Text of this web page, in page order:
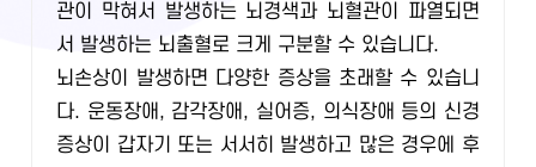
관이 막혀서 발생하는 뇌경색과 뇌혈관이 파열되면
서 발생하는 뇌출혈로 크게 구분할 수 있습니다.
뇌손상이 발생하면 다양한 증상을 초래할 수 있습니
다. 운동장애, 감각장애, 실어증, 의식장애 등의 신경
증상이 갑자기 또는 서서히 발생하고 많은 경우에 후